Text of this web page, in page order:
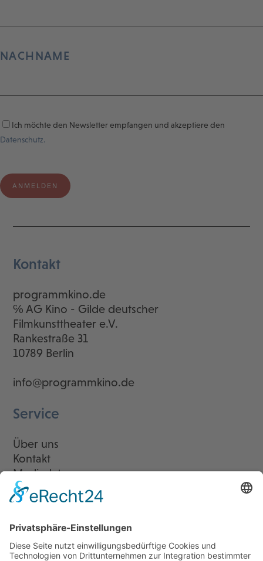
NACHNAME
Ich möchte den Newsletter empfangen und akzeptiere den
Datenschutz.
Kontakt
programmkino.de
℅ AG Kino - Gilde deutscher
Filmkunsttheater e.V.
Rankestraße 31
10789 Berlin
info@programmkino.de
Service
Über uns
Kontakt
Mediadaten
Newsletter
LogIn
Legal